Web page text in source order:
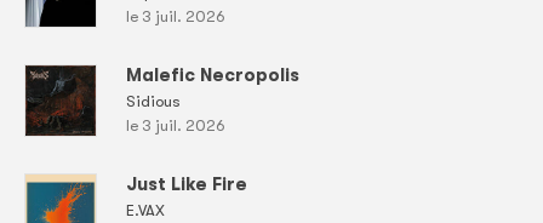
le 3 juil. 2026
Malefic Necropolis
Sidious
le 3 juil. 2026
Just Like Fire
E.VAX